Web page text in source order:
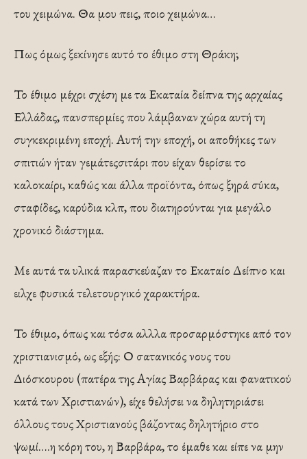
του χειμώνα. Θα μου πεις, ποιο χειμώνα…
Πως όμως ξεκίνησε αυτό το έθιμο στη Θράκη;
Το έθιμο μέχρι σχέση με τα Εκαταία δείπνα της αρχαίας
Ελλάδας, πανσπερμίες που λάμβαναν χώρα αυτή τη
συγκεκριμένη εποχή. Αυτή την εποχή, οι αποθήκες των
σπιτιών ήταν γεμάτεςσιτάρι που είχαν θερίσει το
καλοκαίρι, καθώς και άλλα προϊόντα, όπως ξηρά σύκα,
σταφίδες, καρύδια κλπ, που διατηρούνται για μεγάλο
χρονικό διάστημα.
Με αυτά τα υλικά παρασκεύαζαν το Εκαταίο Δείπνο και
ειλχε φυσικά τελετουργικό χαρακτήρα.
Το έθιμο, όπως και τόσα αλλλα προσαρμόστηκε από τον
χριστιανισμό, ως εξής: Ο σατανικός νους του
Διόσκουρου (πατέρα της Αγίας Βαρβάρας και φανατικού
κατά των Χριστιανών), είχε θελήσει να δηλητηριάσει
όλλους τους Χριστιανούς βάζοντας δηλητήριο στο
ψωμί….η κόρη του, η Βαρβάρα, το έμαθε και είπε να μην